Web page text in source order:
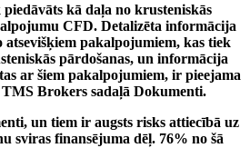
kā daļa no krusteniskās
CFD. Detalizēta informācija
pakalpojumiem, kas tiek
pārdošanas, un informācija
ar šiem pakalpojumiem, ir pieejama
Brokers sadaļā Dokumenti.
un tiem ir augsts risks attiecībā uz
sviras finansējuma dēļ. 76% no šā